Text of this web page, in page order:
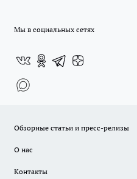
Мы в социальных сетях
Обзорные статьи и пресс-релизы
О нас
Контакты